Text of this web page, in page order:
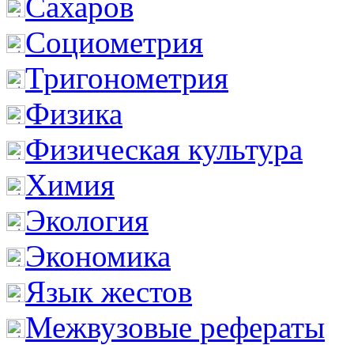
Социометрия
Тригонометрия
Физика
Физическая культура
Химия
Экология
Экономика
Язык жестов
Межвузовые рефераты